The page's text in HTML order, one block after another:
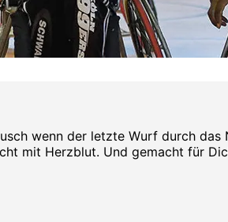
wenn der letzte Wurf durch
mit Herzblut. Und gemacht für